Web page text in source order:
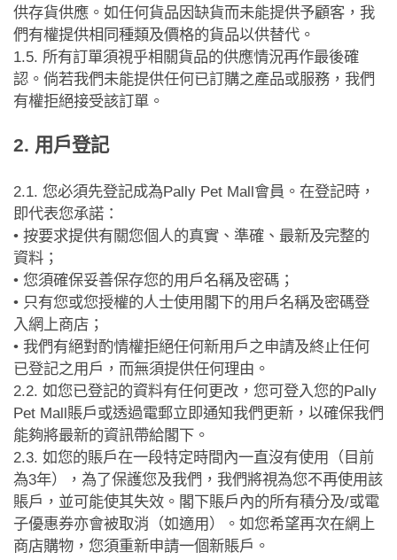
供存貨供應。如任何貨品因缺貨而未能提供予顧客，我
們有權提供相同種類及價格的貨品以供替代。
1.5. 所有訂單須視乎相關貨品的供應情況再作最後確
認。倘若我們未能提供任何已訂購之產品或服務，我們
有權拒絕接受該訂單。
2. 用戶登記
2.1. 您必須先登記成為Pally Pet Mall會員。在登記時，
即代表您承諾：
• 按要求提供有關您個人的真實、準確、最新及完整的
資料；
• 您須確保妥善保存您的用戶名稱及密碼；
• 只有您或您授權的人士使用閣下的用戶名稱及密碼登
入網上商店；
• 我們有絕對酌情權拒絕任何新用戶之申請及終止任何
已登記之用戶，而無須提供任何理由。
2.2. 如您已登記的資料有任何更改，您可登入您的Pally
Pet Mall賬戶或透過電郵立即通知我們更新，以確保我們
能夠將最新的資訊帶給閣下。
2.3. 如您的賬戶在一段特定時間內一直沒有使用（目前
為3年），為了保護您及我們，我們將視為您不再使用該
賬戶，並可能使其失效。閣下賬戶內的所有積分及/或電
子優惠券亦會被取消（如適用）。如您希望再次在網上
商店購物，您須重新申請一個新賬戶。